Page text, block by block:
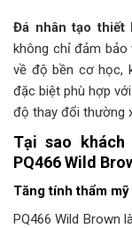
Đá nhân tạo thiết
không chỉ đảm
về độ bền cơ học,
đặc biệt phù hợp
độ thay đổi thường
Tại sao
PQ466 Wild
Tăng tính thẩm
PQ466 Wild Brown